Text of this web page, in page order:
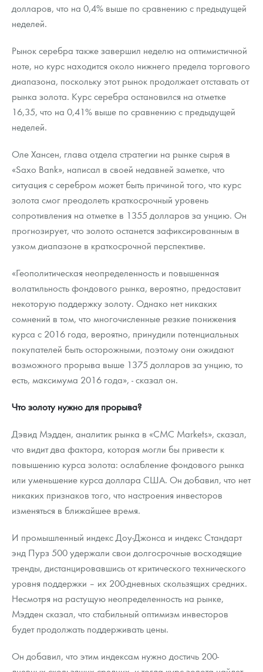
долларов, что на 0,4% выше по сравнению с предыдущей
неделей.
Рынок серебра также завершил неделю на оптимистичной
ноте, но курс находится около нижнего предела торгового
диапазона, поскольку этот рынок продолжает отставать от
рынка золота. Курс серебра остановился на отметке
16,35, что на 0,41% выше по сравнению с предыдущей
неделей.
Оле Хансен, глава отдела стратегии на рынке сырья в
«Saxo Bank», написал в своей недавней заметке, что
ситуация с серебром может быть причиной того, что курс
золота смог преодолеть краткосрочный уровень
сопротивления на отметке в 1355 долларов за унцию. Он
прогнозирует, что золото останется зафиксированным в
узком диапазоне в краткосрочной перспективе.
«Геополитическая неопределенность и повышенная
волатильность фондового рынка, вероятно, предоставит
некоторую поддержку золоту. Однако нет никаких
сомнений в том, что многочисленные резкие понижения
курса с 2016 года, вероятно, принудили потенциальных
покупателей быть осторожными, поэтому они ожидают
возможного прорыва выше 1375 долларов за унцию, то
есть, максимума 2016 года», - сказал он.
Что золоту нужно для прорыва?
Дэвид Мэдден, аналитик рынка в «CMC Markets», сказал,
что видит два фактора, которая могли бы привести к
повышению курса золота: ослабление фондового рынка
или уменьшение курса доллара США. Он добавил, что нет
никаких признаков того, что настроения инвесторов
изменяться в ближайшее время.
И промышленный индекс Доу-Джонса и индекс Стандарт
энд Пурз 500 удержали свои долгосрочные восходящие
тренды, дистанцировавшись от критического технического
уровня поддержки – их 200-дневных скользящих средних.
Несмотря на растущую неопределенность на рынке,
Мэдден сказал, что стабильный оптимизм инвесторов
будет продолжать поддерживать цены.
Он добавил, что этим индексам нужно достичь 200-